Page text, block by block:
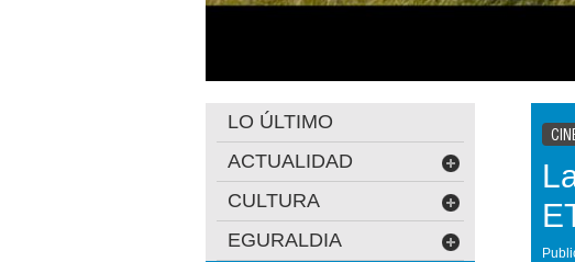
LO ÚLTIMO
ACTUALIDAD
CULTURA
EGURALDIA